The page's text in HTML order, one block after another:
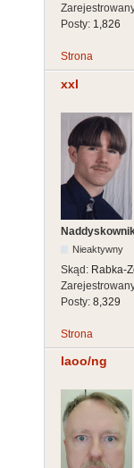
Posty: 1,826
Strona
xxl
Nieaktywny
Skąd: Rabka-
Posty: 8,329
Strona
laoo/ng